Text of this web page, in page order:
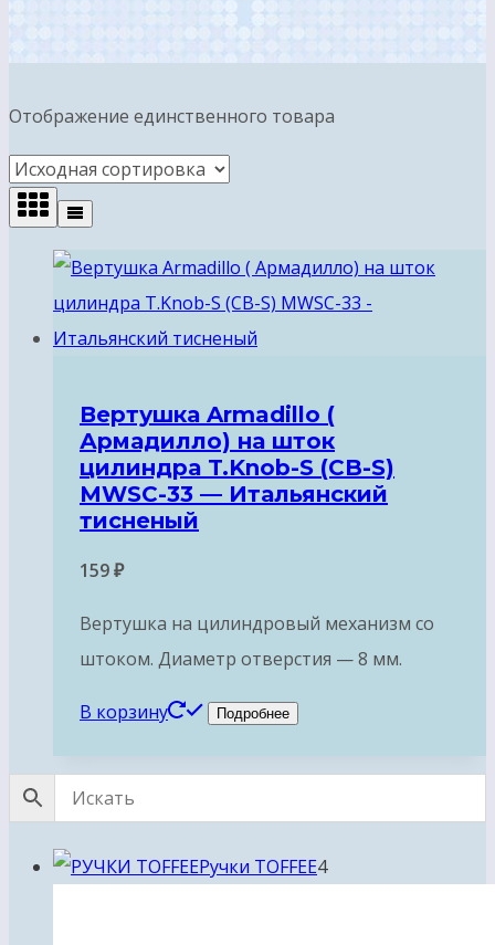
Отображение единственного товара
Вертушка Armadillo (
Армадилло) на шток
цилиндра T.Knob-S (CB-S)
MWSC-33 — Итальянский
тисненый
159₽
Вертушка на цилиндровый механизм со
штоком. Диаметр отверстия — 8 мм.
В корзину Подробнее
Ручки TOFFEE44